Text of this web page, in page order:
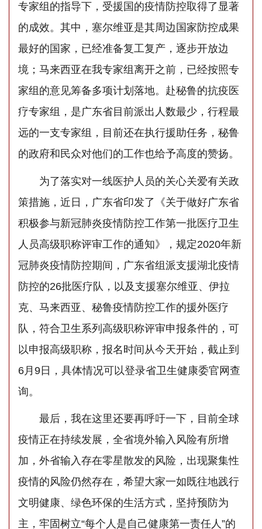
专家组的指导下，受援国的疫情防控取得了显著
的成效。其中，塞尔维亚是其周边国家防控成果
最好的国家，已经准备复工复产，逐步开放边
境；马来西亚在我专家组离开之前，已经按照专
家组的意见筹备多项计划落地。赴秘鲁的抗疫医
疗专家组，是广东省目前派出人数最少，行程最
远的一支专家组，目前还在执行援助任务，秘鲁
的政府和民众对他们的工作也给予高度的赞扬。
为了落实对一线医护人员的关心关爱有关政
策措施，近日，广东省印发了《关于做好广东省
积极参与新冠肺炎疫情防控工作第一批医疗卫生
人员高级职称评审工作的通知》，规定2020年新
冠肺炎疫情防控期间，广东省组派支援湖北疫情
防控的26批医疗队，以及支援塞尔维亚、伊拉
克、马来西亚、秘鲁疫情防控工作的援外医疗
队，符合卫生系列高级职称评审申报条件的，可
以申报高级职称，报名时间从今天开始，截止到
6月9日，具体情况可以登录省卫生健康委官网查
询。
最后，我在这里还要再呼吁一下，目前全球
疫情正在持续发展，全省境外输入风险有所增
加，外省输入存在零星散发的风险，出现聚集性
疫情的风险仍然存在，希望大家一如既往地践行
文明健康、绿色环保的生活方式，坚持预防为
主，牢固树立“每个人是自己健康第一责任人”的